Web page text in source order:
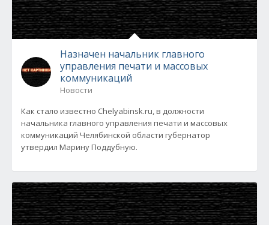
Назначен начальник главного
управления печати и массовых
коммуникаций
Новости
Как стало известно Chelyabinsk.ru, в должности
начальника главного управления печати и массовых
коммуникаций Челябинской области губернатор
утвердил Марину Поддубную.